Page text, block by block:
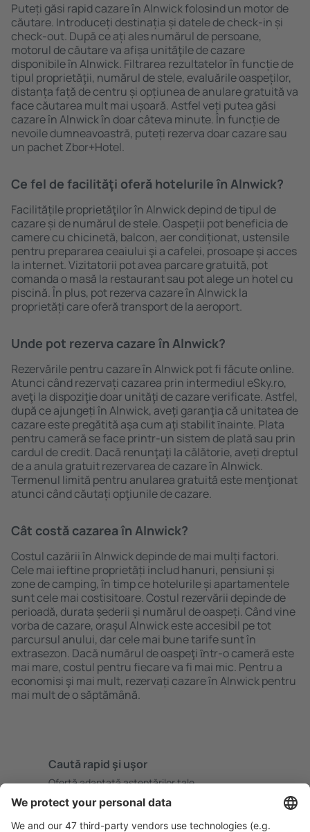
Puteți găsi rapid cazare în Alnwick folosind un motor de
căutare. Introduceți destinația și datele de check-in și
check-out. După ce ați ales numărul de persoane,
motorul de căutare va afișa unităţile de cazare
disponibile în Alnwick. Filtrarea rezultatelor în funcție de
tipul proprietăţii, numărul de stele, evaluările oaspeților,
distanța față de centru și opțiunea de anulare gratuită va
face căutarea mult mai ușoară. Astfel veți putea găsi
cazare în Alnwick în doar câteva minute. În funcție de
nevoile dumneavoastră, puteți rezerva doar cazare sau
un pachet Zbor+Hotel.
Ce fel de facilităţi oferă hotelurile în Alnwick?
Facilitățile proprietăţilor în Alnwick depind de tipul de
cazare și de numărul de stele. Oaspeții pot beneficia de
camere cu chicinetă, balcon, aer condiționat, ustensile
pentru prepararea ceaiului şi a cafelei, prosoape și acces
la internet. Vizitatorii pot avea parcare gratuită, pot
comanda o masă la restaurant sau pot alege un hotel cu
piscină. În plus, pot rezerva cazare în Alnwick la
proprietăți care oferă transport de la aeroport.
Unde pot rezerva cazare în Alnwick?
Rezervările pentru cazare în Alnwick pot fi făcute online.
Atunci când rezervați cazarea prin intermediul eSky.ro,
aveţi la dispoziţie doar unităţi de cazare verificate. Astfel,
după ce ajungeți în Alnwick, aveţi garanţia că unitatea de
cazare este pregătită aşa cum aţi stabilit ȋnainte. Plata
pentru cameră se face printr-un sistem de plată sau prin
cardul de credit. Dacă renunţaţi la călătorie, aveți dreptul
de a anula gratuit rezervarea de cazare în Alnwick.
Termenul limită pentru anularea gratuită este menţionat
atunci când căutați opţiunile de cazare.
Cât costă cazarea în Alnwick?
Costul cazării în Alnwick depinde de mai mulți factori.
Cele mai ieftine proprietăți includ hanuri, pensiuni și
zone de camping, în timp ce hotelurile și apartamentele
sunt cele mai costisitoare. Costul rezervării depinde de
perioadă, durata șederii și numărul de oaspeți. Când vine
vorba de cazare, oraşul Alnwick este accesibil pe tot
parcursul anului, dar cele mai bune tarife sunt în
extrasezon. Dacă numărul de oaspeţi ȋntr-o cameră este
mai mare, costul pentru fiecare va fi mai mic. Pentru a
economisi şi mai mult, rezervați cazare în Alnwick pentru
mai mult de o săptămână.
Caută rapid şi uşor
Ofertă adaptată aşteptărilor tale.
Planifică ȋn siguranţă